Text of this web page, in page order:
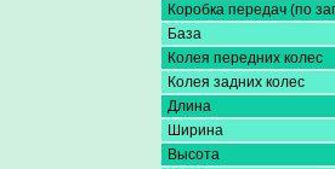
Коробка передач (по
База
Колея передних колес
Колея задних колес
Длина
Ширина
Высота